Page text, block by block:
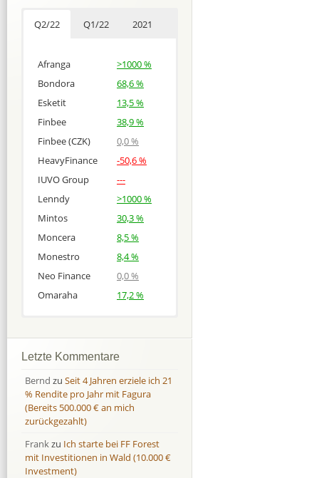
Q2/22 Q1/22 2021
Afranga
>1000 %
Bondora
68,6 %
Esketit
13,5 %
Finbee
38,9 %
Finbee (CZK)
0,0 %
HeavyFinance
-50,6 %
IUVO Group
---
Lenndy
>1000 %
Mintos
30,3 %
Moncera
8,5 %
Monestro
8,4 %
Neo Finance
0,0 %
Omaraha
17,2 %
Bondora
Finbee
43,2%
Finbee (CZK)
0,0 %
HeavyFinance
IUVO Group
-32,2 %
Lenndy
-314,6 %
Bondora
Finbee
35,2%
Finbee (CZK)
0,0 %
HeavyFinance
IUVO Group
-55,0 %
Lenndy
146,5 %
Letzte Kommentare
Bernd zu Seit 4 Jahren erziele ich 21
% Rendite pro Jahr mit Fagura
(Bereits 500.000 € an mich
zurückgezahlt)
Frankzu Ich starte bei FF Forest
mit Investitionen in Wald (10.000 €
Investment)